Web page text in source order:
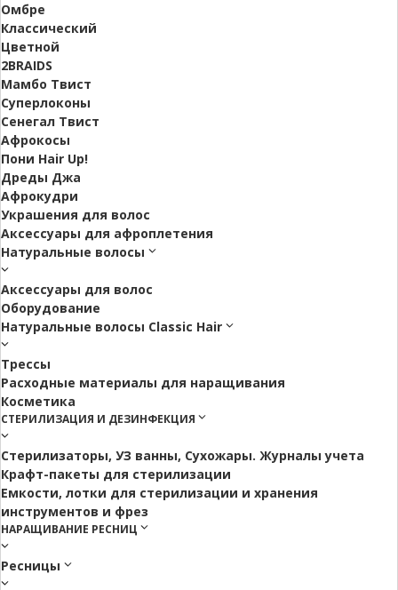
Омбре
Классический
Цветной
2BRAIDS
Мамбо Твист
Суперлоконы
Сенегал Твист
Афрокосы
Пони Hair Up!
Дреды Джа
Афрокудри
Украшения для волос
Аксессуары для афроплетения
Натуральные волосы
Аксессуары для волос
Оборудование
Натуральные волосы Classic Hair
Трессы
Расходные материалы для наращивания
Косметика
СТЕРИЛИЗАЦИЯ И ДЕЗИНФЕКЦИЯ
Стерилизаторы, УЗ ванны, Сухожары. Журналы учета
Крафт-пакеты для стерилизации
Емкости, лотки для стерилизации и хранения
инструментов и фрез
НАРАЩИВАНИЕ РЕСНИЦ
Ресницы